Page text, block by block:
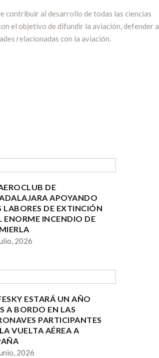
contribuir al desarrollo de todas las ciencias
el objetivo de difundir la aviación, defender a
relacionadas con la aviación.
DE
APOYANDO
LABORES DE EXTINCIÓN
ENORME INCENDIO DE
2026
ESTARÁ UN AÑO
A BORDO EN LAS
PARTICIPANTES
VUELTA AÉREA A
2026